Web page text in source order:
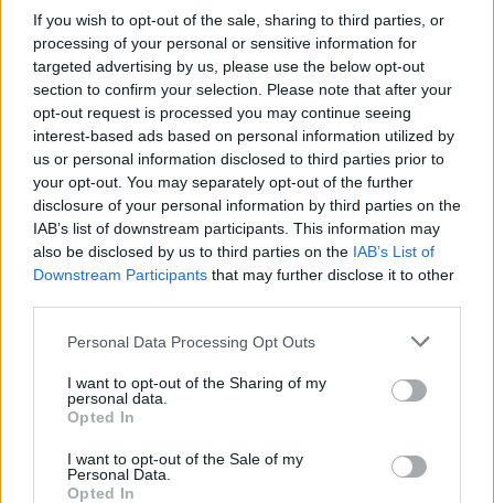
If you wish to opt-out of the sale, sharing to third parties, or
processing of your personal or sensitive information for
targeted advertising by us, please use the below opt-out
section to confirm your selection. Please note that after your
opt-out request is processed you may continue seeing
interest-based ads based on personal information utilized by
us or personal information disclosed to third parties prior to
your opt-out. You may separately opt-out of the further
disclosure of your personal information by third parties on the
IAB’s list of downstream participants. This information may
also be disclosed by us to third parties on the IAB’s List of
Downstream Participants that may further disclose it to other
Personal Data Processing Opt Outs
I want to opt-out of the Sharing of my
personal data.
Opted In
I want to opt-out of the Sale of my
Personal Data.
Opted In
Voir la ressource
précédente
Voir la ressource
suivante
Newsletter
Restez informé et recevez tous les mois la
programmation et les actualités du
Mémorial.
S'INSCRIRE